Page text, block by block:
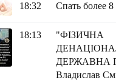
18:32 Спать более
18:13
"ФІЗИЧНА
ДЕРЖАВНА
Владислав